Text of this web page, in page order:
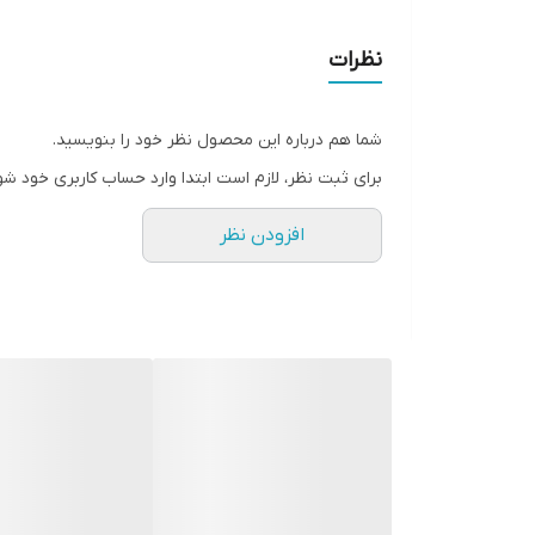
ارتفاع
ارتفاع پایه
جنس پایه
نظرات
شما هم درباره این محصول نظر خود را بنویسید.
برای ثبت نظر، لازم است ابتدا وارد حساب کاربری خود
افزودن نظر